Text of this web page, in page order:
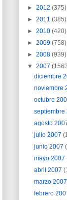
► 2012 (375)
► 2011 (385)
► 2010 (420)
► 2009 (758)
► 2008 (939)
▼ 2007
diciembre
noviembre
octubre
agosto
julio 2007
junio 2007
mayo 2007
abril 2007
marzo
febrero